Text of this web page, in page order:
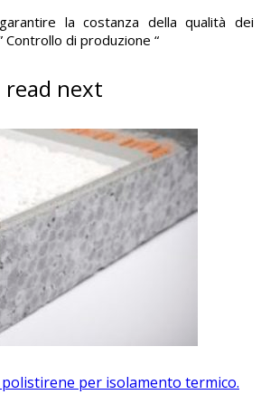
la costanza della qualità dei
di produzione “
read next
per isolamento termico.